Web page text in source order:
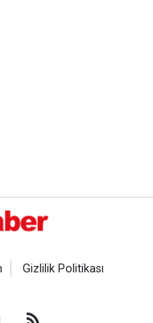
Gizlilik Politikası